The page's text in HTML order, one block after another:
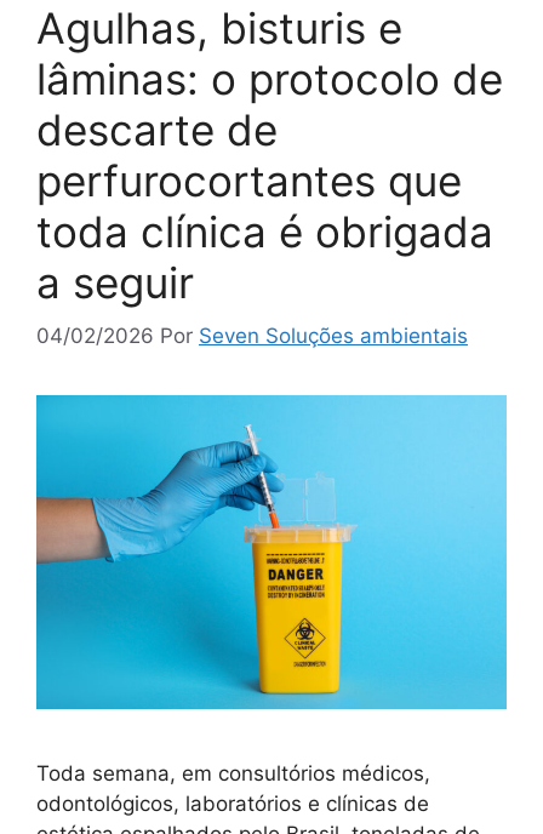
Agulhas, bisturis e
lâminas: o protocolo de
descarte de
perfurocortantes que
toda clínica é obrigada
a seguir
04/02/2026 Por Seven Soluções ambientais
Toda semana, em consultórios médicos,
odontológicos, laboratórios e clínicas de